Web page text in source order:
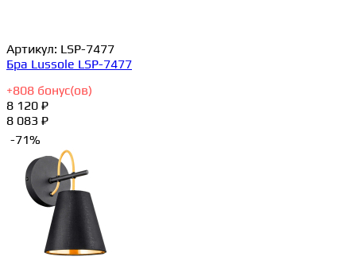
Артикул: LSP-7477
Бра Lussole LSP-7477
+808 бонус(ов)
8 120 ₽
8 083 ₽
-71%